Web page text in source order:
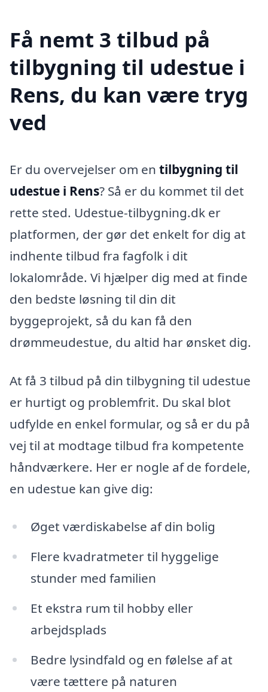
Få nemt 3 tilbud på
tilbygning til udestue i
Rens, du kan være tryg
ved
Er du overvejelser om en tilbygning til
udestue i Rens? Så er du kommet til det
rette sted. Udestue-tilbygning.dk er
platformen, der gør det enkelt for dig at
indhente tilbud fra fagfolk i dit
lokalområde. Vi hjælper dig med at finde
den bedste løsning til din dit
byggeprojekt, så du kan få den
drømmeudestue, du altid har ønsket dig.
At få 3 tilbud på din tilbygning til udestue
er hurtigt og problemfrit. Du skal blot
udfylde en enkel formular, og så er du på
vej til at modtage tilbud fra kompetente
håndværkere. Her er nogle af de fordele,
en udestue kan give dig:
Øget værdiskabelse af din bolig
Flere kvadratmeter til hyggelige
stunder med familien
Et ekstra rum til hobby eller
arbejdsplads
Bedre lysindfald og en følelse af at
være tættere på naturen